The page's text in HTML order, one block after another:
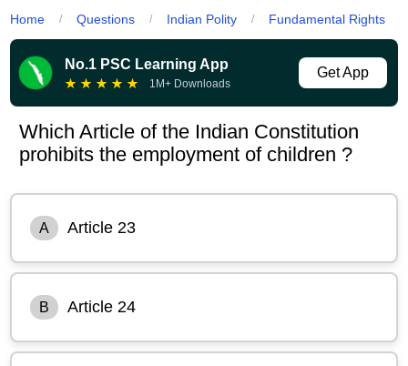
Home / Questions / Indian Polity / Fundamental Rights
No.1 PSC Learning App
★ ★ ★ ★ ★ 1M+ Downloads
Get App
Which Article of the Indian Constitution
prohibits the employment of children ?
A Article 23
B Article 24